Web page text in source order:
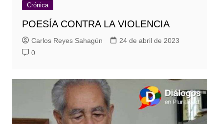
Crónica
POESÍA CONTRA LA VIOLENCIA
Carlos Reyes Sahagún
24 de abril de 2023
0